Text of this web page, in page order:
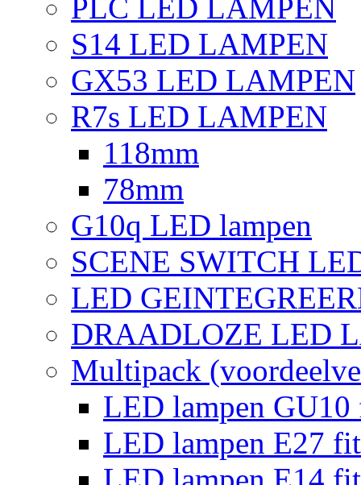
PLC LED LAMPEN
S14 LED LAMPEN
GX53 LED LAMPEN
R7s LED LAMPEN
118mm
78mm
G10q LED lampen
SCENE SWITCH
LED
DRAADLOZE LED
Multipack
LED lampen
LED lampen E27